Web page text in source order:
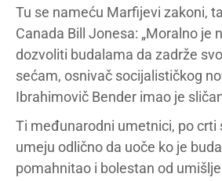
Tu se nameću Marfijevi zakoni,
Canada Bill Jonesa: „Moralno je
dozvoliti budalama da zadrže
sećam, osnivač socijalističkog
Ibrahimovič Bender imao je
Ti međunarodni umetnici, po crti
umeju odlično da uoče ko je
pomahnitao i bolestan od